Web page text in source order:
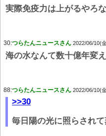
実際免疫力は上がるやろ
30:つらたんニュースさん 2022/06/10(
海の水なんて数十億年変
88:つらたんニュースさん 2022/06/10(
>>30
毎日陽の光に照らされ